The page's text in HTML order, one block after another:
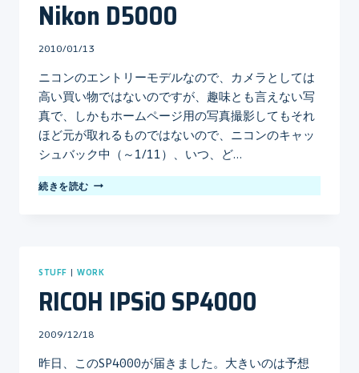
Nikon D5000
By
2010/01/13
ニコンのエントリーモデルなので、カメラとしては
高い買い物ではないのですが、趣味とも言えない写
真で、しかもホームページ用の写真撮影してもそれ
ほど元が取れるものではないので、ニコンのキャッ
シュバック中（～1/11）、いつ、ど…
続きを読む NIKON
D5000
STUFF |WORK
RICOH IPSiO SP4000
By
2009/12/18
昨日、このSP4000が届きました。大きいのは予想